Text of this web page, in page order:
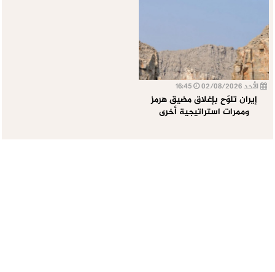
الأحد 02/08/2026
إيران تلوّح بإغلاق مضيق هرمز
وممرات استراتيجية أخرى